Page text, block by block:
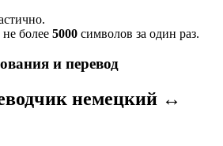
более 5000 символов за один раз.
и перевод
немецкий ↔